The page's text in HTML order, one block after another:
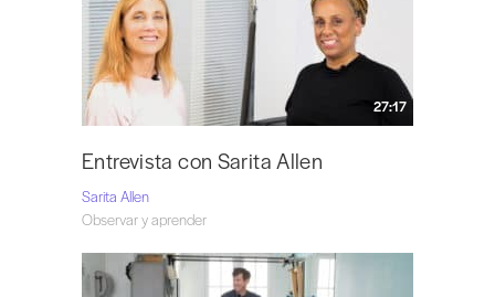
27:17
Entrevista con Sarita Allen
Sarita Allen
Observar y aprender